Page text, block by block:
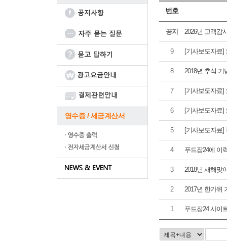
영수증 / 세금계산서
번호
공지 2026년 고객감
9 [기사보도자료]
8 2018년 추석 기
7 [기사보도자료]
6 [기사보도자료]
5 [기사보도자료]
4 푸드잡24에 이
3 2018년 새해맞
2 2017년 한가위
1 푸드잡24 사이